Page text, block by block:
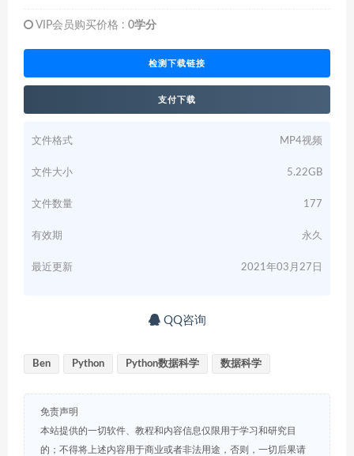
VIP会员购买价格 : 0学分
检测下载链接
支付下载
文件格式 MP4视频
文件大小 5.22GB
文件数量 177
有效期 永久
最近更新 2021年03月27日
QQ咨询
Ben Python Python数据科学 数据科学
免责声明
本站提供的一切软件、教程和内容信息仅限用于学习和研究目
的；不得将上述内容用于商业或者非法用途，否则，一切后果请